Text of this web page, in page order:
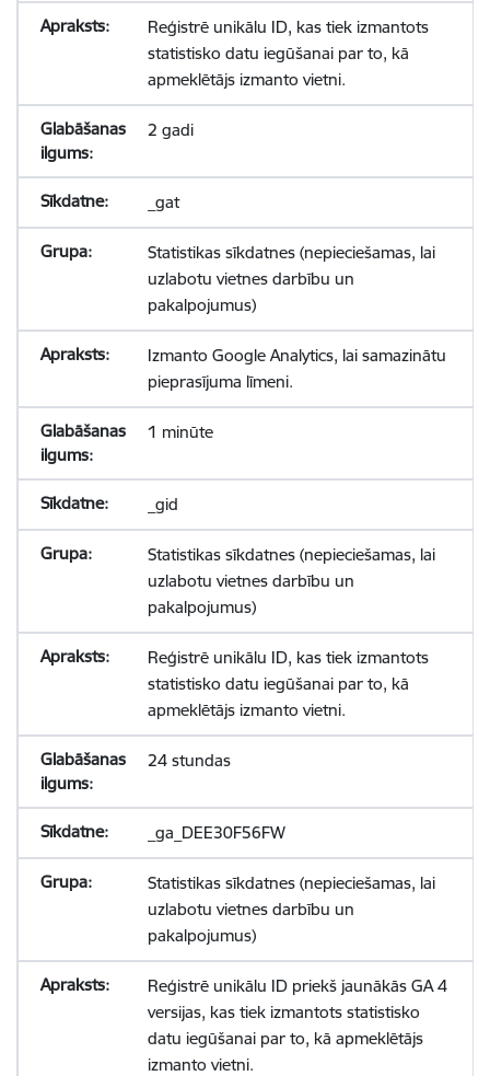
Reģistrē unikālu ID, kas tiek izmantots
statistisko datu iegūšanai par to, kā
apmeklētājs izmanto vietni.
2 gadi
_gat
Statistikas sīkdatnes (nepieciešamas, lai
uzlabotu vietnes darbību un
pakalpojumus)
Izmanto Google Analytics, lai samazinātu
pieprasījuma līmeni.
1 minūte
_gid
Statistikas sīkdatnes (nepieciešamas, lai
uzlabotu vietnes darbību un
pakalpojumus)
Reģistrē unikālu ID, kas tiek izmantots
statistisko datu iegūšanai par to, kā
apmeklētājs izmanto vietni.
24 stundas
_ga_DEE30F56FW
Statistikas sīkdatnes (nepieciešamas, lai
uzlabotu vietnes darbību un
pakalpojumus)
Reģistrē unikālu ID priekš jaunākās GA 4
versijas, kas tiek izmantots statistisko
datu iegūšanai par to, kā apmeklētājs
izmanto vietni.